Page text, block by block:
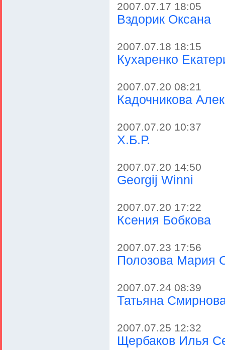
2007.07.17 18:05
Вздорик Оксана
2007.07.18 18:15
Кухаренко
2007.07.20 08:21
Кадочникова
2007.07.20 10:37
Х.Б.Р.
2007.07.20 14:50
Georgij Winni
2007.07.20 17:22
Ксения Бобкова
2007.07.23 17:56
Полозова Мария
2007.07.24 08:39
Татьяна
2007.07.25 12:32
Щербаков Илья